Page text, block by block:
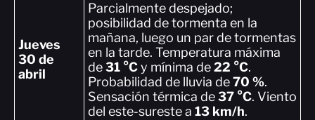
Jueves
30 de
abril
Parcialmente despejado;
posibilidad de tormenta en la
mañana, luego un par de tormentas
en la tarde. Temperatura máxima
de31 °Cy mínima de22 °C.
Probabilidad de lluvia de70 %.
Sensación térmica de37 °C. Viento
del este-sureste a 13 km/h.